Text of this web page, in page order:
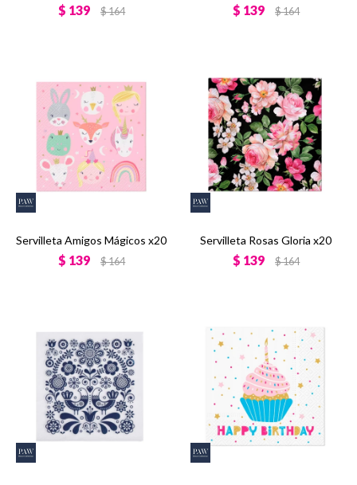
$ 139 $164 $ 139 $164
Servilleta Amigos Mágicos x20
$ 139 $164
Servilleta Rosas Gloria x20
$ 139 $164